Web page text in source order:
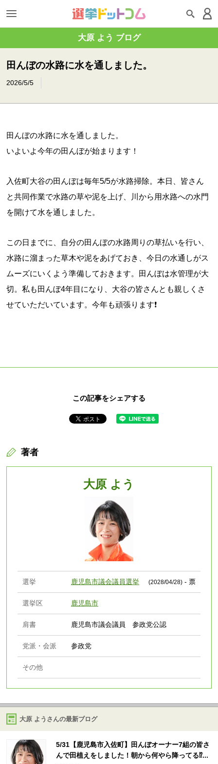
大原 よう ブログ
田んぼの水路に水を通しました。
2026/5/5
田んぼの水路に水を通しました。
いよいよ今年の田んぼが始まります！
入佐町大谷の田んぼは毎年5/5が水路掃除。本日、皆さん
と共同作業で水路の草や泥を上げ、川から用水路への水門
を開けて水を通しました。
この日までに、自分の田んぼの水路周りの草払いを行い、
水路に溜まった草木や泥をあげておき、今日の水通しがス
ムーズにいくよう準備しておきます。田んぼは水管理が大
切。私も田んぼ4年目になり、大谷の皆さんとも親しくさ
せていただいています。今年も頑張ります❗️
この記事をシェアする
著者
大原 よう
選挙 鹿児島市議会議員選挙 (2028/04/28)- 票
選挙区 鹿児島市
肩書 鹿児島市議会議員 参政党公認
党派・会派 参政党
その他
大原 ようさんの最新ブログ
5/31【鹿児島市入佐町】田んぼオーナー7組の皆さ
んで田植えをしました！朝から何やら降ってる⁉...